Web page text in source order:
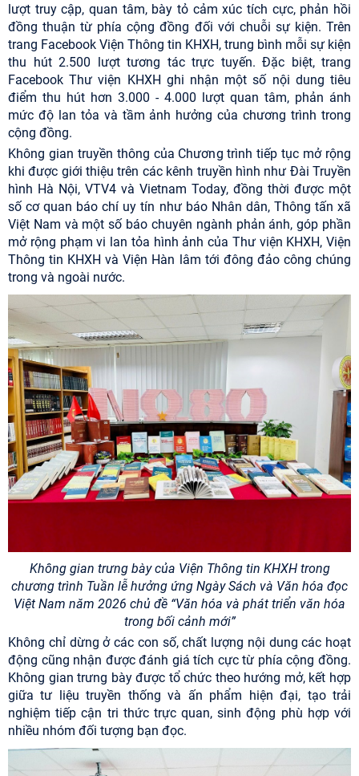
lượt truy cập, quan tâm, bày tỏ cảm xúc tích cực, phản hồi
đồng thuận từ phía cộng đồng đối với chuỗi sự kiện. Trên
trang Facebook Viện Thông tin KHXH, trung bình mỗi sự kiện
thu hút 2.500 lượt tương tác trực tuyến. Đặc biệt, trang
Facebook Thư viện KHXH ghi nhận một số nội dung tiêu
điểm thu hút hơn 3.000 - 4.000 lượt quan tâm, phản ánh
mức độ lan tỏa và tầm ảnh hưởng của chương trình trong
cộng đồng.
Không gian truyền thông của Chương trình tiếp tục mở rộng
khi được giới thiệu trên các kênh truyền hình như Đài Truyền
hình Hà Nội, VTV4 và Vietnam Today, đồng thời được một
số cơ quan báo chí uy tín như báo Nhân dân, Thông tấn xã
Việt Nam và một số báo chuyên ngành phản ánh, góp phần
mở rộng phạm vi lan tỏa hình ảnh của Thư viện KHXH, Viện
Thông tin KHXH và Viện Hàn lâm tới đông đảo công chúng
trong và ngoài nước.
Không gian trưng bày của Viện Thông tin KHXH trong
chương trình Tuần lễ hưởng ứng Ngày Sách và Văn hóa đọc
Việt Nam năm 2026 chủ đề “Văn hóa và phát triển văn hóa
trong bối cảnh mới”
Không chỉ dừng ở các con số, chất lượng nội dung các hoạt
động cũng nhận được đánh giá tích cực từ phía cộng đồng.
Không gian trưng bày được tổ chức theo hướng mở, kết hợp
giữa tư liệu truyền thống và ấn phẩm hiện đại, tạo trải
nghiệm tiếp cận tri thức trực quan, sinh động phù hợp với
nhiều nhóm đối tượng bạn đọc.